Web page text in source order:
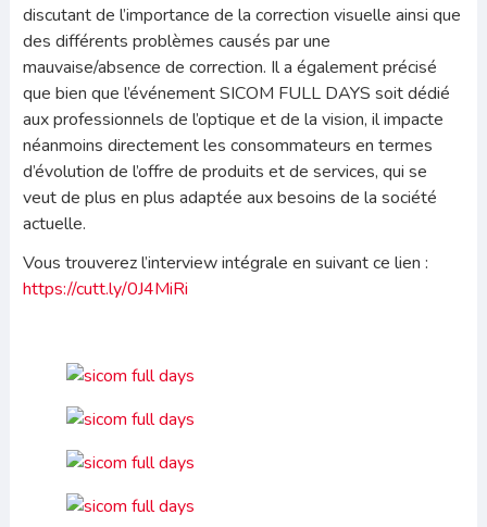
discutant de l’importance de la correction visuelle ainsi que
des différents problèmes causés par une
mauvaise/absence de correction. Il a également précisé
que bien que l’événement SICOM FULL DAYS soit dédié
aux professionnels de l’optique et de la vision, il impacte
néanmoins directement les consommateurs en termes
d’évolution de l’offre de produits et de services, qui se
veut de plus en plus adaptée aux besoins de la société
actuelle.
Vous trouverez l’interview intégrale en suivant ce lien :
https://cutt.ly/0J4MiRi